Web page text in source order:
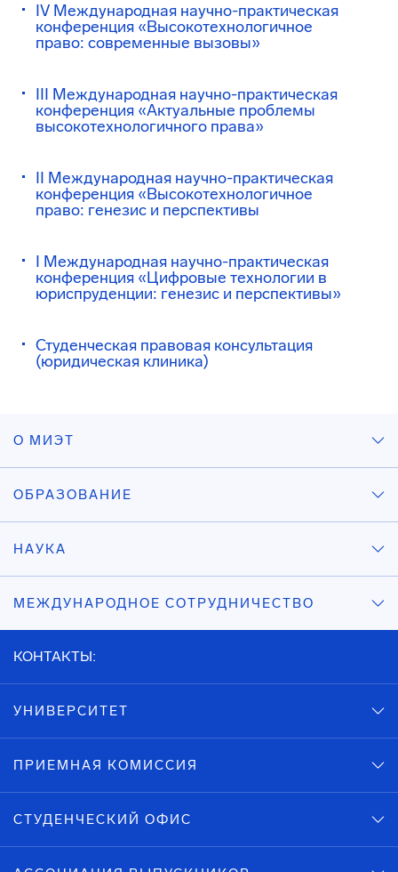
IV Международная научно-практическая
конференция «Высокотехнологичное
право: современные вызовы»
III Международная научно-практическая
конференция «Актуальные проблемы
высокотехнологичного права»
II Международная научно-практическая
конференция «Высокотехнологичное
право: генезис и перспективы
I Международная научно-практическая
конференция «Цифровые технологии в
юриспруденции: генезис и перспективы»
Студенческая правовая консультация
(юридическая клиника)
О МИЭТ
ОБРАЗОВАНИЕ
НАУКА
МЕЖДУНАРОДНОЕ СОТРУДНИЧЕСТВО
КОНТАКТЫ:
УНИВЕРСИТЕТ
ПРИЕМНАЯ КОМИССИЯ
СТУДЕНЧЕСКИЙ ОФИС